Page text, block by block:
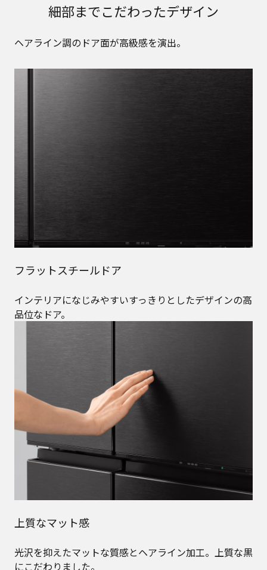
細部までこだわったデザイン
ヘアライン調のドア面が高級感を演出。
フラットスチールドア
インテリアになじみやすいすっきりとしたデザインの高
品位なドア。
上質なマット感
光沢を抑えたマットな質感とヘアライン加工。上質な黒
にこだわりました。